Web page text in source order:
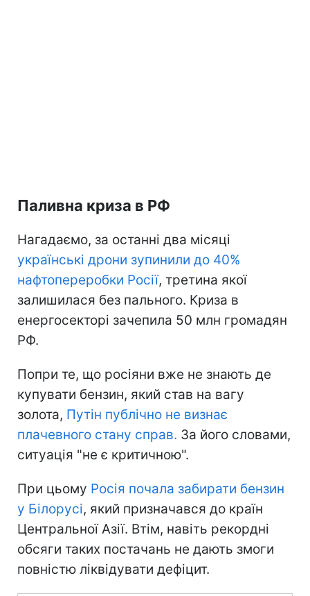
Паливна криза в РФ
Нагадаємо, за останні два місяці
українські дрони зупинили до 40%
нафтопереробки Росії, третина якої
залишилася без пального. Криза в
енергосекторі зачепила 50 млн громадян
РФ.
Попри те, що росіяни вже не знають де
купувати бензин, який став на вагу
золота, Путін публічно не визнає
плачевного стану справ. За його словами,
ситуація "не є критичною".
При цьому Росія почала забирати бензин
у Білорусі, який призначався до країн
Центральної Азії. Втім, навіть рекордні
обсяги таких постачань не дають змоги
повністю ліквідувати дефіцит.